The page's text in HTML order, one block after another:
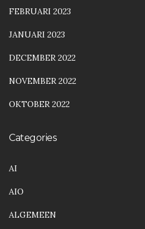
FEBRUARI 2023
JANUARI 2023
DECEMBER 2022
NOVEMBER 2022
OKTOBER 2022
Categories
AI
AIO
ALGEMEEN